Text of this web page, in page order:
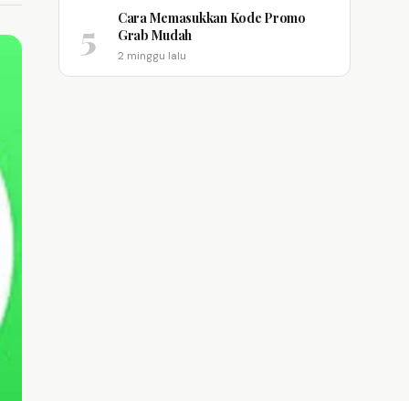
5
Cara Memasukkan Kode Promo
Grab Mudah
2 minggu lalu